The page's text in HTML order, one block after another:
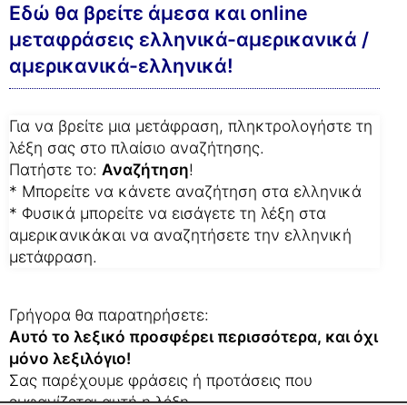
Εδώ θα βρείτε άμεσα και online
μεταφράσεις ελληνικά-αμερικανικά /
αμερικανικά-ελληνικά!
Για να βρείτε μια μετάφραση, πληκτρολογήστε τη
λέξη σας στο πλαίσιο αναζήτησης.
Πατήστε το: Αναζήτηση!
* Μπορείτε να κάνετε αναζήτηση στα ελληνικά
* Φυσικά μπορείτε να εισάγετε τη λέξη στα
αμερικανικάκαι να αναζητήσετε την ελληνική
μετάφραση.
Γρήγορα θα παρατηρήσετε:
Αυτό το λεξικό προσφέρει περισσότερα, και όχι
μόνο λεξιλόγιο!
Σας παρέχουμε φράσεις ή προτάσεις που